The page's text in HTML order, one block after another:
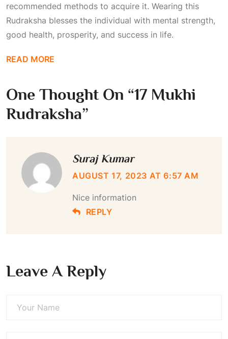
recommended methods to acquire it. Wearing this
Rudraksha blesses the individual with mental strength,
good health, prosperity, and success in life.
READ MORE
One Thought On “17 Mukhi
Rudraksha”
Suraj Kumar
AUGUST 17, 2023 AT 6:57 AM
Nice information
REPLY
Leave A Reply